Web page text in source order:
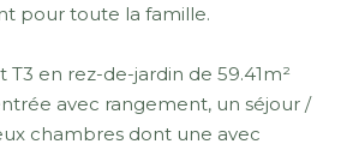
pour toute la famille.
en rez-de-jardin de 59.41m²
avec rangement, un séjour /
chambres dont une avec